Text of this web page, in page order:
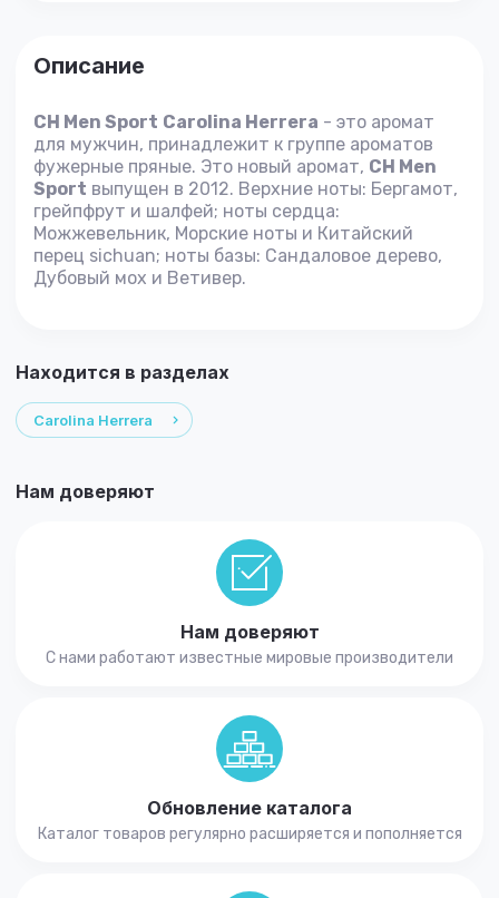
Описание
CH Men Sport Carolina Herrera - это аромат
для мужчин, принадлежит к группе ароматов
фужерные пряные. Это новый аромат, CH Men
Sport выпущен в 2012. Верхние ноты: Бергамот,
грейпфрут и шалфей; ноты сердца:
Можжевельник, Морские ноты и Китайский
перец sichuan; ноты базы: Сандаловое дерево,
Дубовый мох и Ветивер.
Находится в разделах
Carolina Herrera
Нам доверяют
Нам доверяют
С нами работают известные мировые производители
Обновление каталога
Каталог товаров регулярно расширяется и пополняется